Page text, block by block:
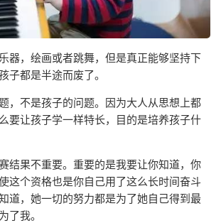
器，绘画或者跳舞，但是真正能够坚持下
子都是半途而废了。
，不是孩子的问题。因为大人从思想上都
要让孩子学一样特长，目的是培养孩子什
结果不重要。重要的是我要让你知道，你
这个资格也是你自己用了这么长时间奋斗
道，她一切的努力都是为了她自己得到最
了我。